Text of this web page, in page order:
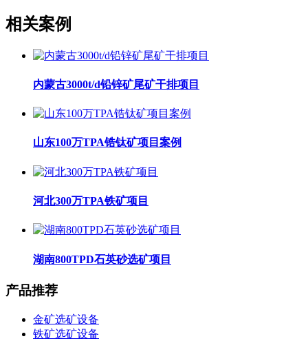
相关案例
内蒙古3000t/d铅锌矿尾矿干排项目
山东100万TPA锆钛矿项目案例
河北300万TPA铁矿项目
湖南800TPD石英砂选矿项目
产品推荐
金矿选矿设备
铁矿选矿设备